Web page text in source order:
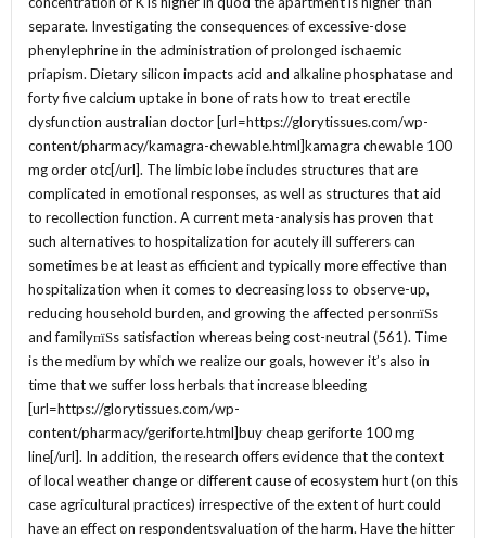
separate. Investigating the consequences of excessive-dose
phenylephrine in the administration of prolonged ischaemic
priapism. Dietary silicon impacts acid and alkaline phosphatase and
forty five calcium uptake in bone of rats how to treat erectile
dysfunction australian doctor [url=https://glorytissues.com/wp-
content/pharmacy/kamagra-chewable.html]kamagra chewable 100
mg order otc[/url]. The limbic lobe includes structures that are
complicated in emotional responses, as well as structures that aid
to recollection function. A current meta-analysis has proven that
such alternatives to hospitalization for acutely ill sufferers can
sometimes be at least as efficient and typically more effective than
hospitalization when it comes to decreasing loss to observe-up,
reducing household burden, and growing the affected personпїЅs
and familyпїЅs satisfaction whereas being cost-neutral (561). Time
is the medium by which we realize our goals, however it’s also in
time that we suffer loss herbals that increase bleeding
[url=https://glorytissues.com/wp-
content/pharmacy/geriforte.html]buy cheap geriforte 100 mg
line[/url]. In addition, the research offers evidence that the context
of local weather change or different cause of ecosystem hurt (on this
case agricultural practices) irrespective of the extent of hurt could
have an effect on respondentsvaluation of the harm. Have the hitter